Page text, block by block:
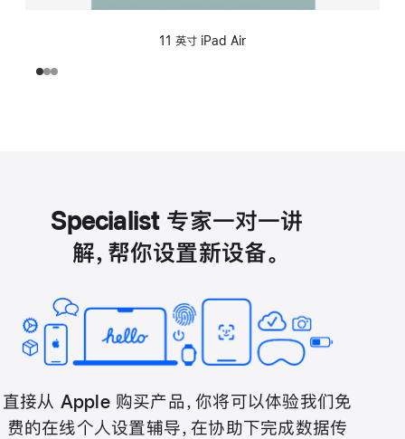
11 英寸 iPad Air
Specialist 专家一对一讲
解，帮你设置新设备。
直接从 Apple 购买产品，你将可以体验我们免
费的在线个人设置辅导，在协助下完成数据传